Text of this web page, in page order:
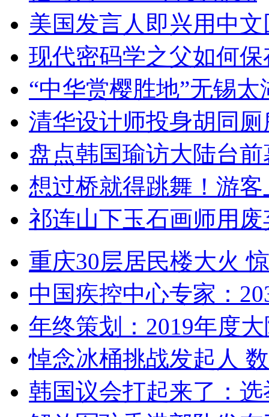
美国发言人即兴用中
现代密码学之父如何
“中华赏樱胜地”无锡
清华设计师投身胡同
盘点韩国瑜访大陆台
想过桥就得跳舞！游客
祁连山下玉石画师用
重庆30层居民楼大火
中国疾控中心专家：
年终策划：2019年度
悼念冰桶挑战发起人
韩国议会打起来了：